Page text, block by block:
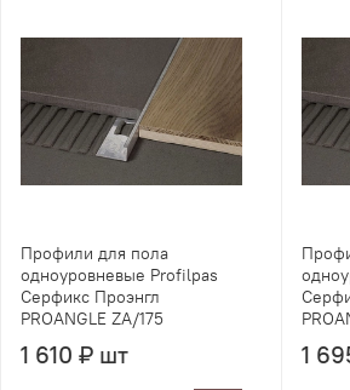
Профили для пола
одноуровневые Profilpas
Серфикс Проэнгл
PROANGLE ZA/175
1 610 ₽ шт 1